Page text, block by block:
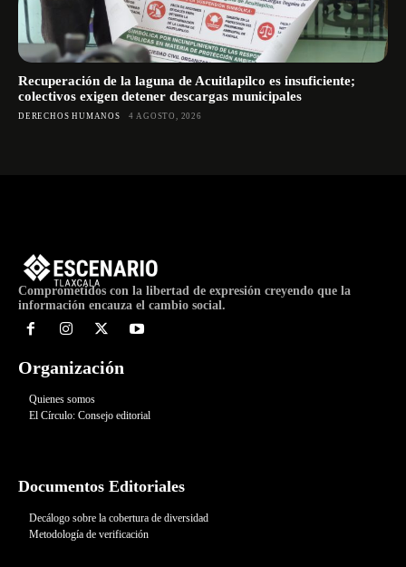
Recuperación de la laguna de Acuitlapilco es insuficiente;
colectivos exigen detener descargas municipales
DERECHOS HUMANOS 4 AGOSTO, 2026
Comprometidos con la libertad de expresión creyendo que la
información encauza el cambio social.
Organización
Quienes somos
El Círculo: Consejo editorial
Documentos Editoriales
Decálogo sobre la cobertura de diversidad
Metodología de verificación